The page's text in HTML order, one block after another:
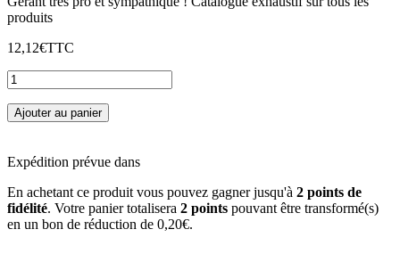
produits
12,12€TTC
Ajouter au panier
Expédition prévue dans
En achetant ce produit vous pouvez gagner jusqu'à 2 points de
fidélité. Votre panier totalisera 2 points pouvant être transformé(s)
en un bon de réduction de 0,20€.